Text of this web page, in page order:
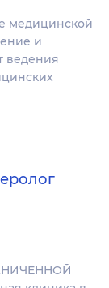
медицинской
и
ведения